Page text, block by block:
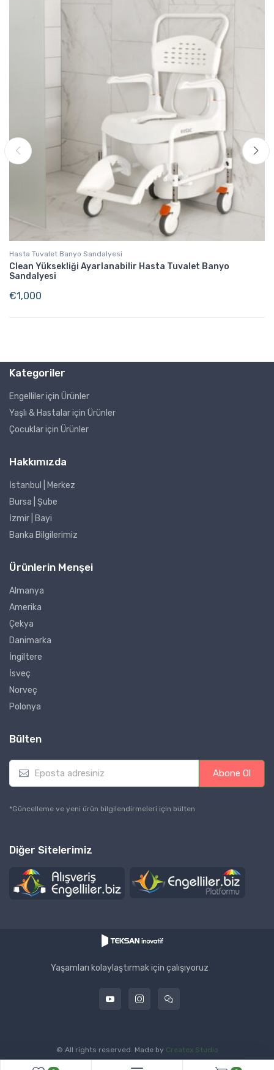
Hasta Tuvalet Banyo Sandalyesi
Clean Yüksekliği Ayarlanabilir Hasta Tuvalet Banyo
Sandalyesi
€1,000
Kategoriler
Engelliler için Ürünler
Yaşlı & Hastalar için Ürünler
Çocuklar için Ürünler
Hakkımızda
İstanbul | Merkez
Bursa | Şube
İzmir | Bayi
Banka Bilgilerimiz
Ürünlerin Menşei
Almanya
Amerika
Çekya
Danimarka
İngiltere
İsveç
Norveç
Polonya
Bülten
E
a
l
Abone Ol
*Güncelleme ve yeni ürün bilgilendirmeleri için bülten
Diğer Sitelerimiz
Yaşamları kolaylaştırmak için çalışıyoruz
© All rights reserved. Made by Createx Studio